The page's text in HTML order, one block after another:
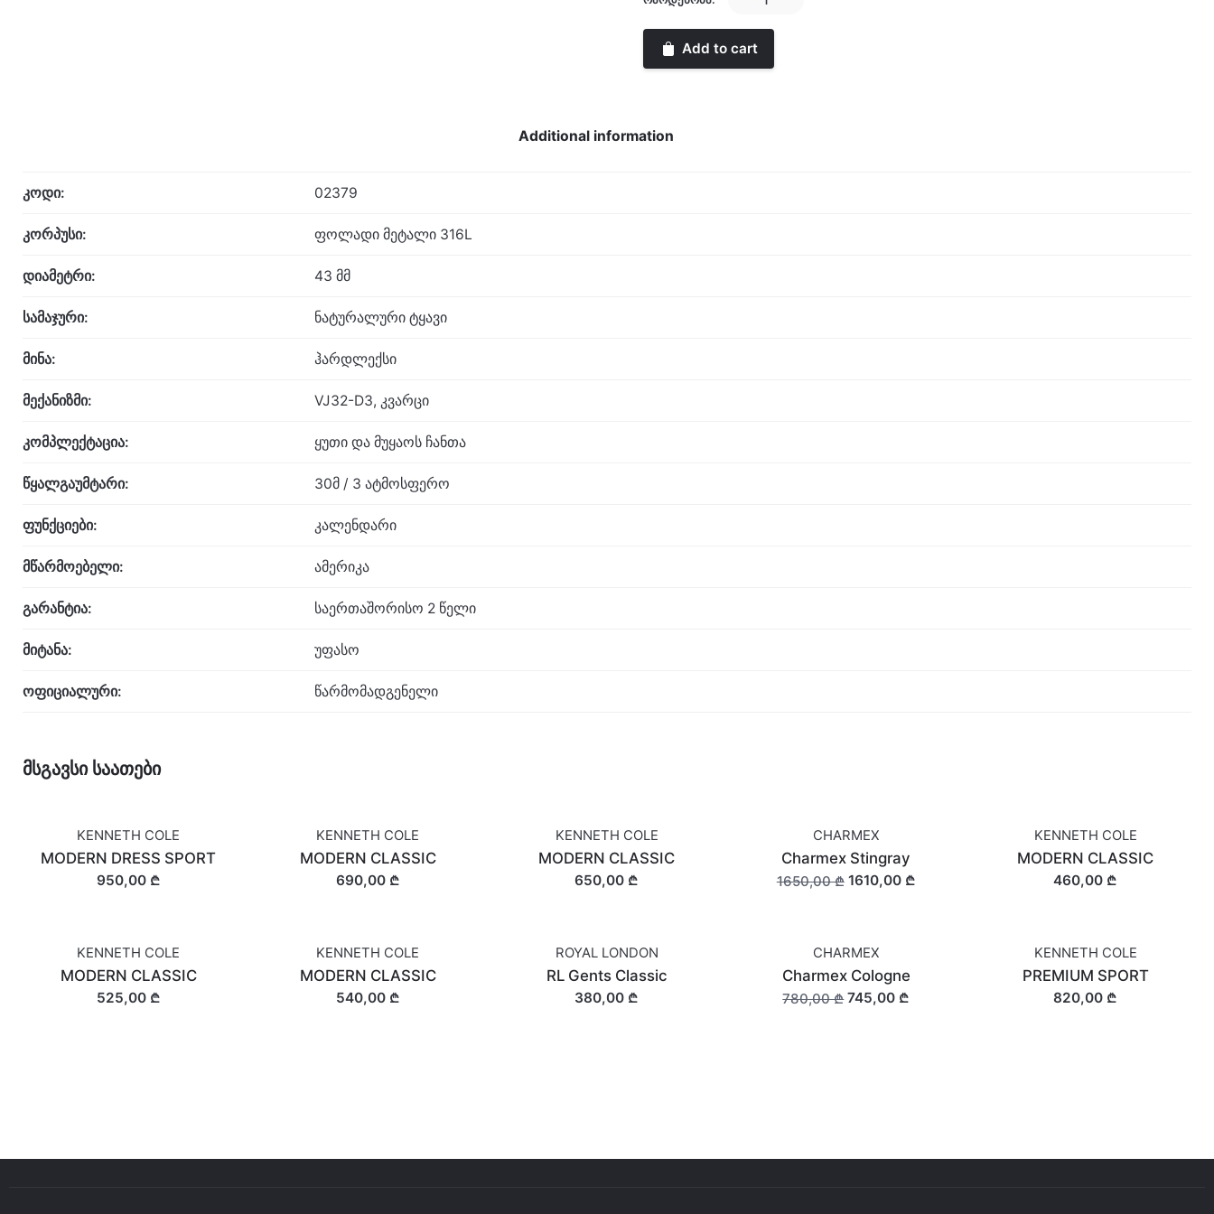
quantity
Add to cart
Additional information
კოდი: 02379
კორპუსი: ფოლადი მეტალი 316L
დიამეტრი: 43 მმ
სამაჯური: ნატურალური ტყავი
მინა: ჰარდლექსი
მექანიზმი: VJ32-D3, კვარცი
კომპლექტაცია: ყუთი და მუყაოს ჩანთა
წყალგაუმტარი: 30მ / 3 ატმოსფერო
ფუნქციები: კალენდარი
მწარმოებელი: ამერიკა
გარანტია: საერთაშორისო 2 წელი
მიტანა: უფასო
ოფიციალური: წარმომადგენელი
მსგავსი საათები
KENNETH COLE
MODERN DRESS SPORT
950,00 ₾
KENNETH COLE
MODERN CLASSIC
690,00 ₾
KENNETH COLE
MODERN CLASSIC
650,00 ₾
CHARMEX
Charmex Stingray
1650,00 ₾1610,00 ₾
KENNETH COLE
MODERN CLASSIC
460,00 ₾
KENNETH COLE
MODERN CLASSIC
525,00 ₾
KENNETH COLE
MODERN CLASSIC
540,00 ₾
ROYAL LONDON
RL Gents Classic
380,00 ₾
CHARMEX
Charmex Cologne
780,00 ₾745,00 ₾
KENNETH COLE
PREMIUM SPORT
820,00 ₾